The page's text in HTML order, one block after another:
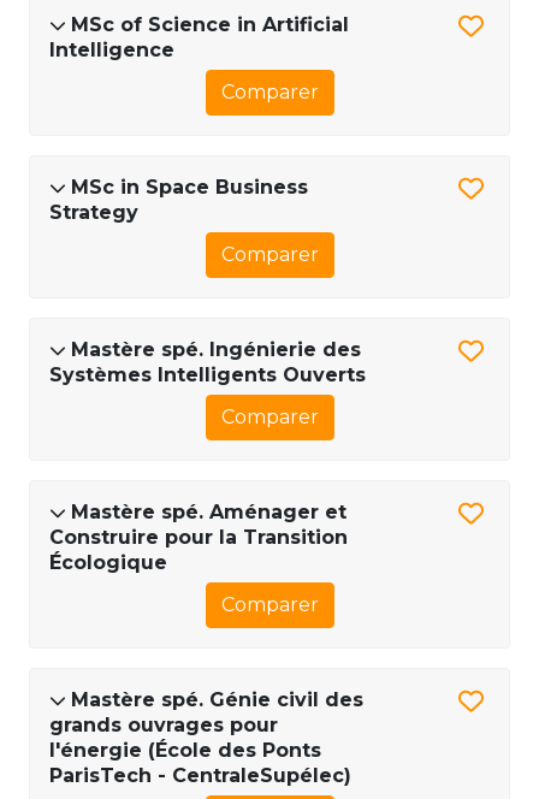
MSc of Science in Artificial
Intelligence
Comparer
MSc in Space Business
Strategy
Comparer
Mastère spé. Ingénierie des
Systèmes Intelligents Ouverts
Comparer
Mastère spé. Aménager et
Construire pour la Transition
Écologique
Comparer
Mastère spé. Génie civil des
grands ouvrages pour
l'énergie (École des Ponts
ParisTech - CentraleSupélec)